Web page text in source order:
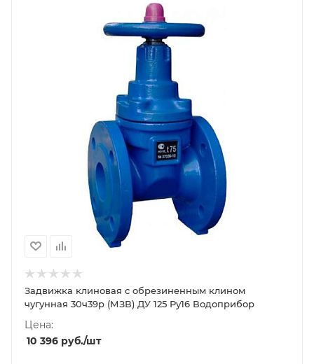
Задвижка клиновая с обрезиненным клином
чугунная 30ч39р (МЗВ) ДУ 125 Ру16 Водоприбор
Цена:
10 396 руб./шт